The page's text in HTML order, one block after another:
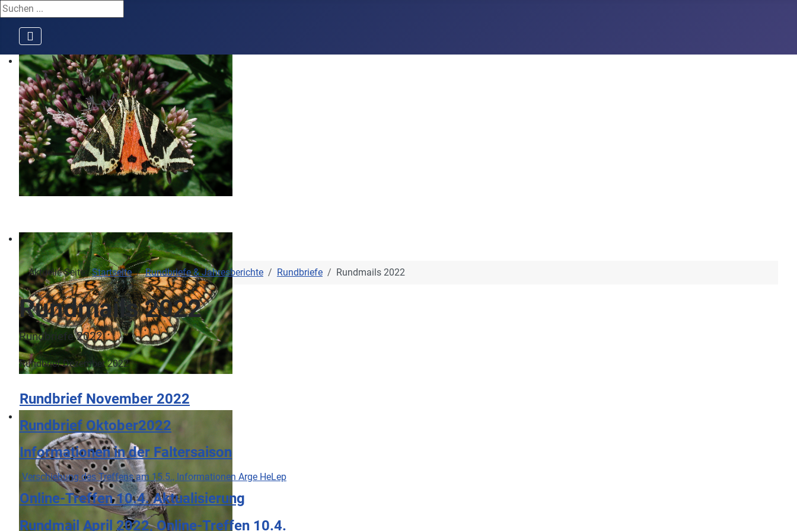
Suchen ...
Aktuelle Seite:Startseite Rundbriefe & Jahresberichte Rundbriefe Rundmails 2022
Rundmails 2022
Rundbriefe 2022
Rundbrief Dezember 2022
Rundbrief November 2022
Rundbrief Oktober2022
Informationen in der Faltersaison
Verschiebung des Treffens am 15.5., Informationen Arge HeLep
Online-Treffen 10.4. Aktualisierung
Rundmail April 2022, Online-Treffen 10.4.